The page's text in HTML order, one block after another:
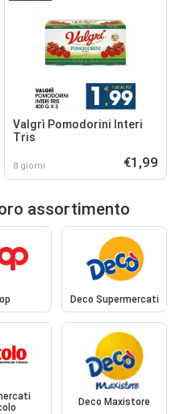
Valgrì Pomodorini Interi
Tris
8 giorni €1,99
assortimento
Deco Supermercati
Deco Maxistore